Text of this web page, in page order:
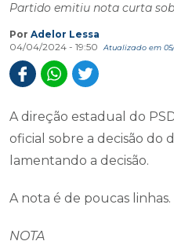
Partido emitiu nota curta
Por Adelor Lessa
04/04/2024 - 19:50
Atualizado em
A direção estadual do
oficial sobre a decisão do
lamentando a decisão.
A nota é de poucas
NOTA